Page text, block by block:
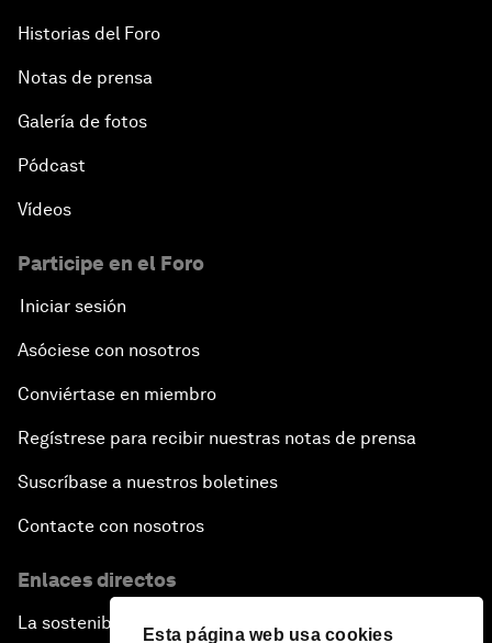
Esta página web usa cookies
Historias del Foro
Notas de prensa
Galería de fotos
Pódcast
Vídeos
Participe en el Foro
Iniciar sesión
Asóciese con nosotros
Conviértase en miembro
Regístrese para recibir nuestras notas de prensa
Suscríbase a nuestros boletines
Contacte con nosotros
Enlaces directos
La sostenibilidad en el Foro